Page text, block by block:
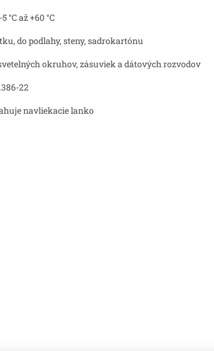
-5 °C až +60 °C
do podlahy, steny, sadrokartónu
okruhov, zásuviek a dátových rozvodov
22
navliekacie lanko